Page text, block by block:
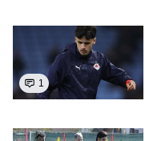
1